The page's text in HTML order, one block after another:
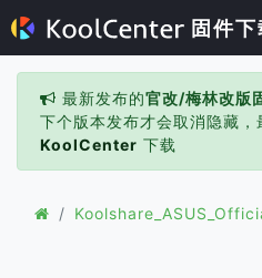
固件
最新发布的官改/梅林改版
下个版本发布才会取消隐藏，
KoolCenter 下载